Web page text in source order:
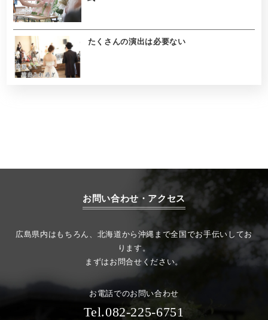
たくさんの演出は必要ない
お問い合わせ・アクセス
広島県内はもちろん、北海道から沖縄まで全国でお手伝いしてお
ります。
まずはお問合せください。
お電話でのお問い合わせ
Tel.082-225-6751